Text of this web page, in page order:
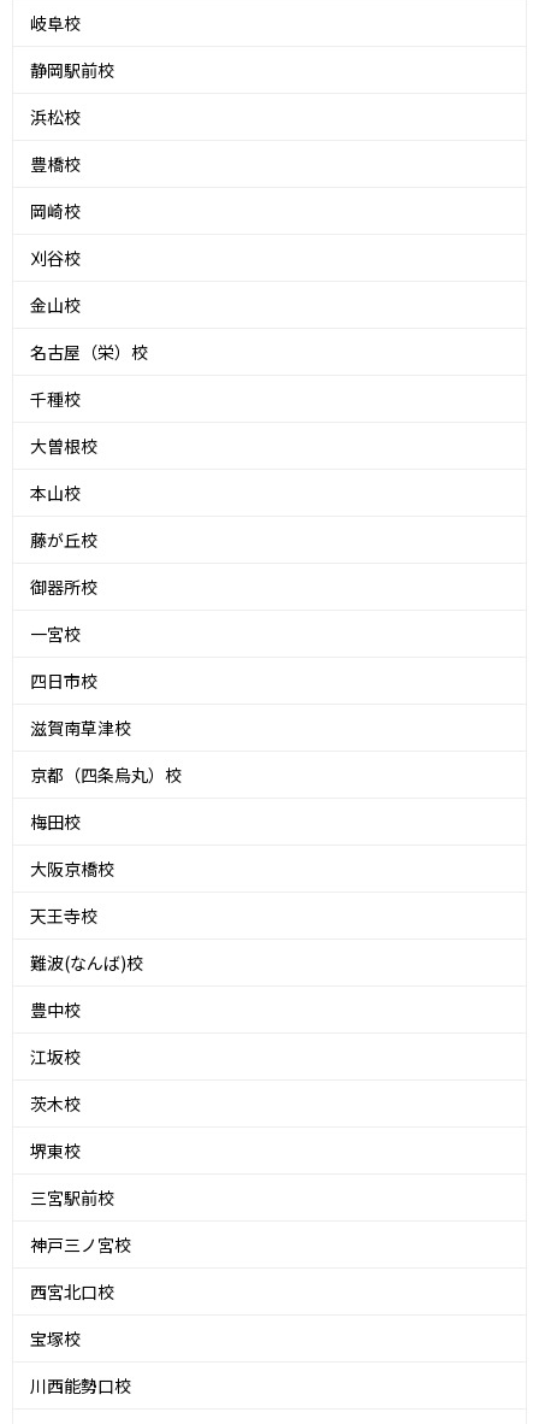
岐阜校
静岡駅前校
浜松校
豊橋校
岡崎校
刈谷校
金山校
名古屋（栄）校
千種校
大曽根校
本山校
藤が丘校
御器所校
一宮校
四日市校
滋賀南草津校
京都（四条烏丸）校
梅田校
大阪京橋校
天王寺校
難波(なんば)校
豊中校
江坂校
茨木校
堺東校
三宮駅前校
神戸三ノ宮校
西宮北口校
宝塚校
川西能勢口校